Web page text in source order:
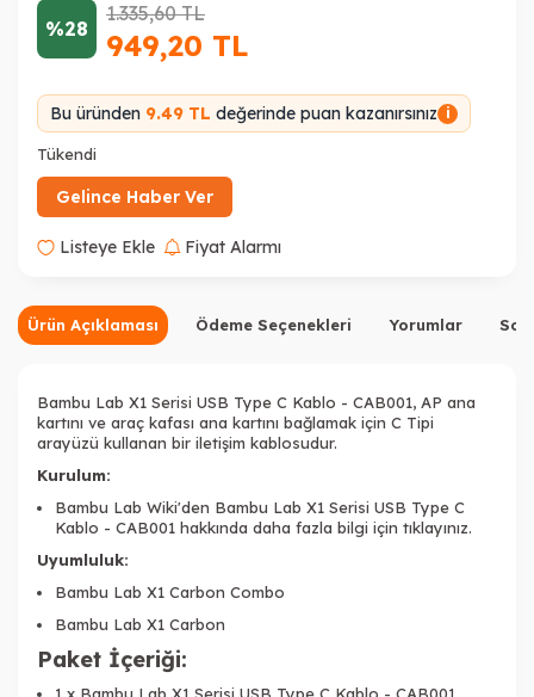
%28
1.335,60TL
949,20 TL
Bu üründen 9.49 TL değerinde puan kazanırsınız i
Tükendi
Gelince Haber Ver
Listeye Ekle Fiyat Alarmı
Ürün Açıklaması Ödeme Seçenekleri Yorumlar
Bambu Lab X1 Serisi USB Type C Kablo - CAB001, AP ana
kartını ve araç kafası ana kartını bağlamak için C Tipi
arayüzü kullanan bir iletişim kablosudur.
Kurulum:
Bambu Lab Wiki'den Bambu Lab X1 Serisi USB Type C
Kablo - CAB001 hakkında daha fazla bilgi için tıklayınız.
Uyumluluk:
Bambu Lab X1 Carbon Combo
Bambu Lab X1 Carbon
Paket İçeriği: